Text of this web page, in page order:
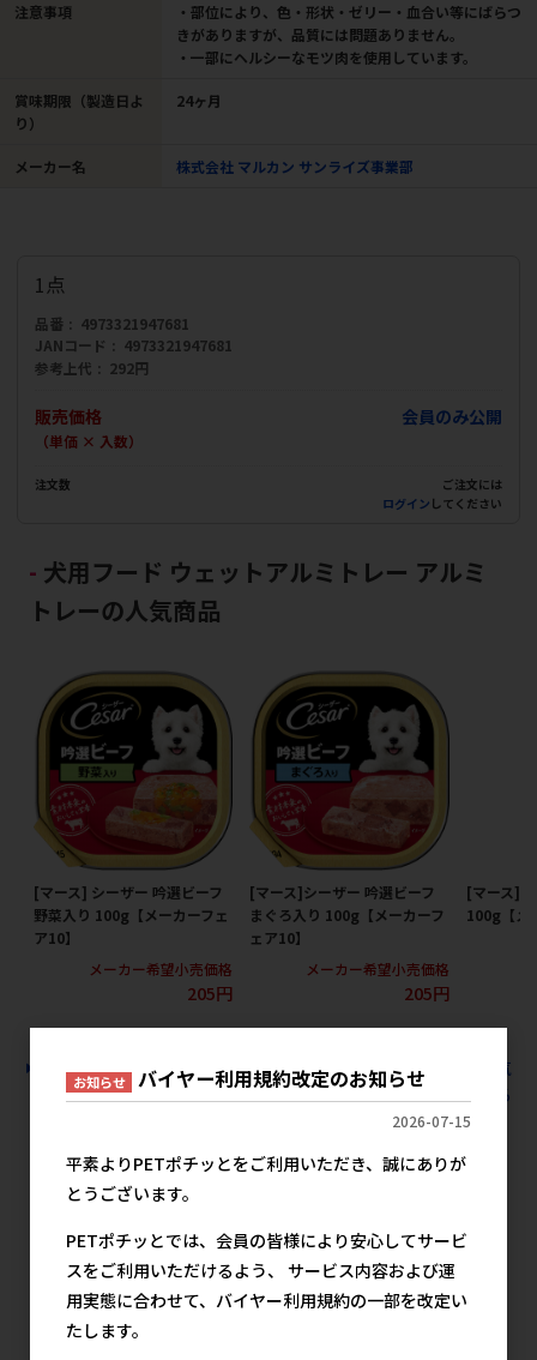
注意事項
・部位により、色・形状・ゼリー・血合い等にばらつ
きがありますが、品質には問題ありません。
・一部にヘルシーなモツ肉を使用しています。
賞味期限（製造日よ
り）
24ヶ月
メーカー名 株式会社 マルカン サンライズ事業部
1点
品番
4973321947681
JANコード
4973321947681
参考上代
292円
販売価格
（単価 × 入数）
会員のみ公開
注文数
ご注文には
ログイン してください
犬用フード ウェットアルミトレー アルミ
トレーの人気商品
[マース] シーザー 吟選ビーフ
野菜入り 100g【メーカーフェ
ア10】
メーカー希望小売価格
205円
[マース]シーザー 吟選ビーフ
まぐろ入り 100g【メーカーフ
ェア10】
メーカー希望小売価格
205円
[マース]
100g【メ
すべての犬用フード ウェットアルミトレー アルミトレーの人気
商品を見る
マルカン サンライズの人気商品
お知らせ バイヤー利用規約改定のお知らせ
2026-07-15
平素よりPETポチッとをご利用いただき、誠にありが
とうございます。
PETポチッとでは、会員の皆様により安心してサービ
スをご利用いただけるよう、 サービス内容および運
用実態に合わせて、バイヤー利用規約の一部を改定い
たします。